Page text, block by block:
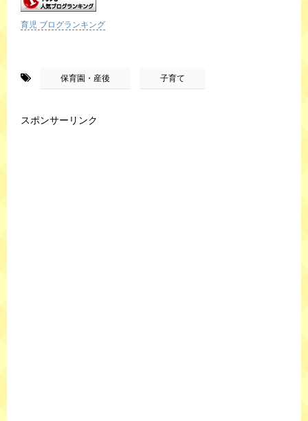
育児 ブログランキング
保育園・産後 子育て
スポンサーリンク